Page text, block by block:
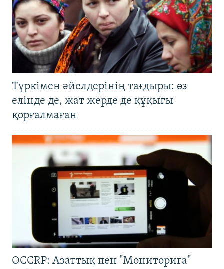
Түркімен әйелдерінің тағдыры: өз
елінде де, жат жерде де құқығы
қорғалмаған
OCCRP: Азаттық пен "Мониториға"